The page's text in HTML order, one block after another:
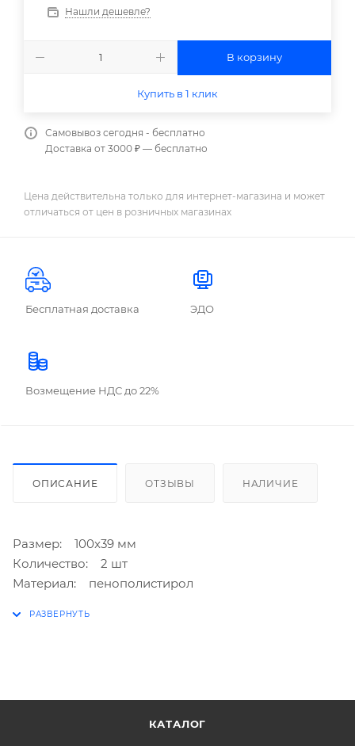
Нашли дешевле?
В корзину
Купить в 1 клик
Самовывоз сегодня - бесплатно
Доставка от 3000 ₽ — бесплатно
Цена действительна только для интернет-магазина и может
отличаться от цен в розничных магазинах
Бесплатная доставка ЭДО
Возмещение НДС до 22%
ОПИСАНИЕ ОТЗЫВЫ НАЛИЧИЕ
Размер: 100x39 мм
Количество: 2 шт
Материал: пенополистирол
КАТАЛОГ